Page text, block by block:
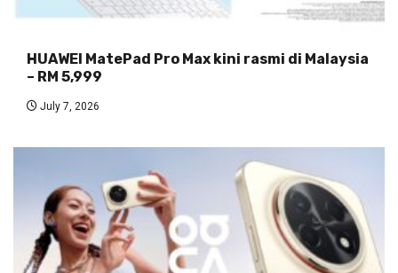
HUAWEI MatePad Pro Max kini rasmi di Malaysia
– RM 5,999
July 7, 2026